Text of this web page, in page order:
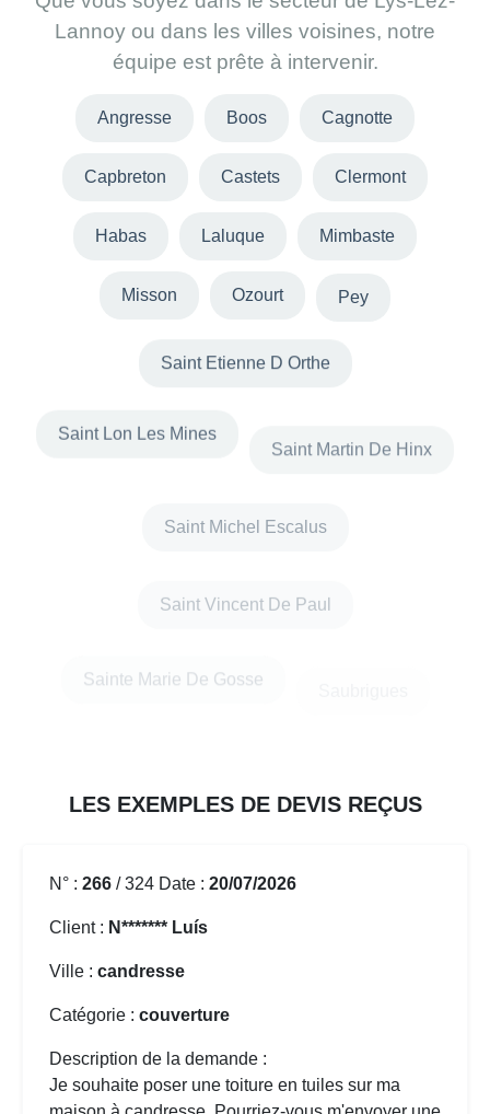
Lannoy ou dans les villes voisines, notre
équipe est prête à intervenir.
Angresse Boos Cagnotte
Capbreton Castets Clermont
Habas Laluque Mimbaste
Misson Ozourt Pey
Saint Etienne D Orthe
Saint Vincent De Paul
LES EXEMPLES DE DEVIS REÇUS
N° : 266 / 324 Date : 20/07/2026
Client : N******* Luís
Ville : candresse
Catégorie : couverture
Description de la demande :
Je souhaite poser une toiture en tuiles sur ma